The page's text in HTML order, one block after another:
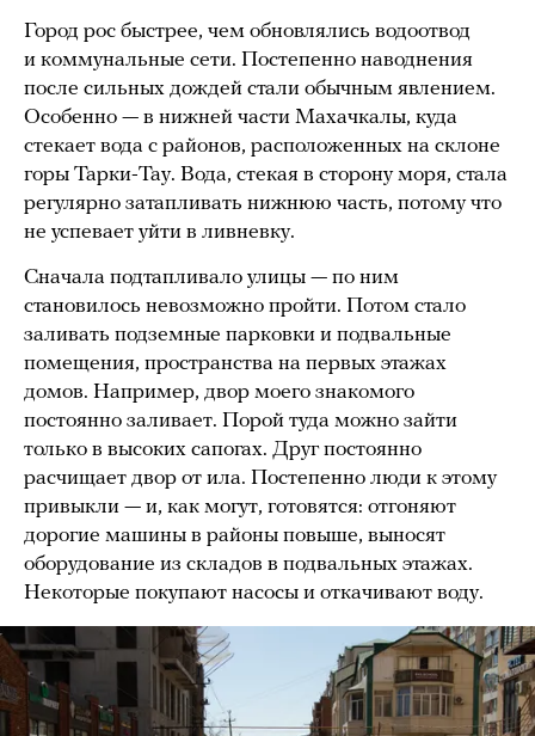
Город рос быстрее, чем обновлялись водоотвод
и коммунальные сети. Постепенно наводнения
после сильных дождей стали обычным явлением.
Особенно — в нижней части Махачкалы, куда
стекает вода с районов, расположенных на склоне
горы Тарки-Тау. Вода, стекая в сторону моря, стала
регулярно затапливать нижнюю часть, потому что
не успевает уйти в ливневку.
Сначала подтапливало улицы — по ним
становилось невозможно пройти. Потом стало
заливать подземные парковки и подвальные
помещения, пространства на первых этажах
домов. Например, двор моего знакомого
постоянно заливает. Порой туда можно зайти
только в высоких сапогах. Друг постоянно
расчищает двор от ила. Постепенно люди к этому
привыкли — и, как могут, готовятся: отгоняют
дорогие машины в районы повыше, выносят
оборудование из складов в подвальных этажах.
Некоторые покупают насосы и откачивают воду.